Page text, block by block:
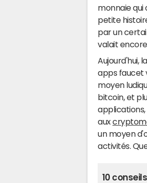
monnaie
petite
par un
valait
Aujourd'hui,
apps faucet
moyen
bitcoin, et
applications,
aux
un moyen
activités.
10